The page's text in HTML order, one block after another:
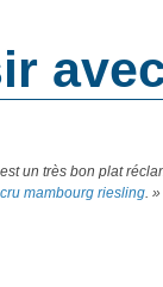
un très bon plat
mambourg riesling. »